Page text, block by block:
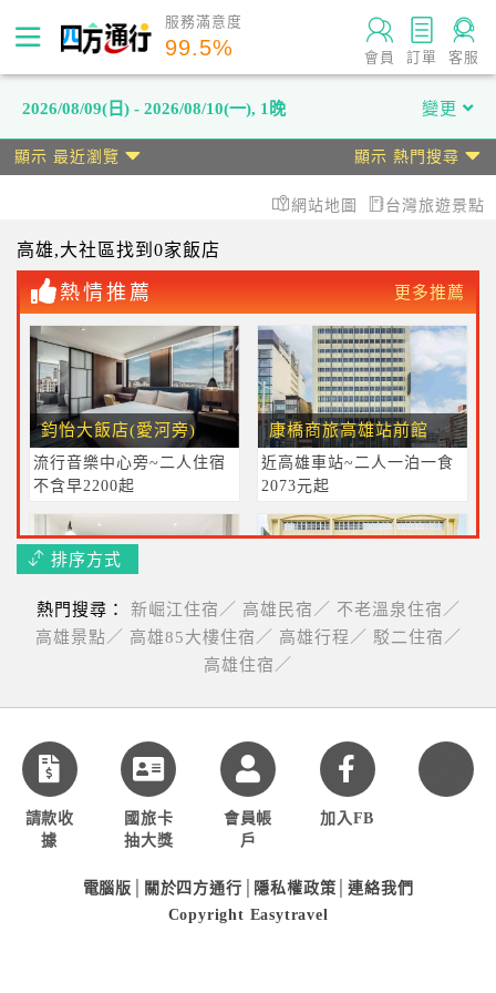
服務滿意度
99.5% 會員 訂單 客服
2026/08/09(日) - 2026/08/10(一), 1晚 變更
顯示 最近瀏覽 顯示 熱門搜尋
網站地圖 台灣旅遊景點
高雄,大社區找到0家飯店
熱情推薦 更多推薦
鈞怡大飯店(愛河旁)
流行音樂中心旁~二人住宿
不含早2200起
康橋商旅高雄站前館
近高雄車站~二人一泊一食
2073元起
阡陌一舍UNS 康橋商旅覺民館
+晚點心2232元起
近左營高鐵~兩人一泊一食
風起文旅(近旗山老街)
排序方式
熱門搜尋： 新崛江住宿／ 高雄民宿／ 不老溫泉住宿／
高雄景點／ 高雄85大樓住宿／ 高雄行程／ 駁二住宿／
高雄住宿／
請款收
據
國旅卡
抽大獎
會員帳
戶
加入FB
加入好
電腦版 關於四方通行 隱私權政策 │連絡我們
Copyright Easytravel